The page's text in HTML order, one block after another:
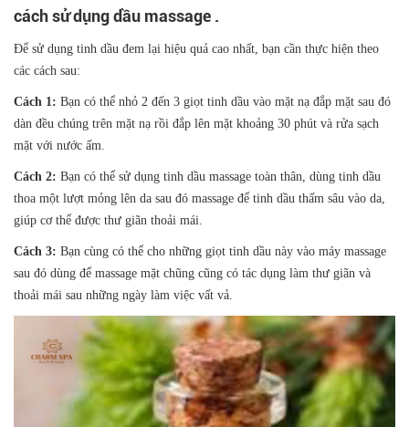
cách sử dụng dầu massage .
Để sử dụng tinh dầu đem lại hiệu quả cao nhất, bạn cần thực hiện theo
các cách sau:
Cách 1: Bạn có thể nhỏ 2 đến 3 giọt tinh dầu vào mặt nạ đắp mặt sau đó
dàn đều chúng trên mặt nạ rồi đắp lên mặt khoảng 30 phút và rửa sạch
mặt với nước ấm.
Cách 2: Bạn có thể sử dụng tinh dầu massage toàn thân, dùng tinh dầu
thoa một lượt mỏng lên da sau đó massage để tinh dầu thấm sâu vào da,
giúp cơ thể được thư giãn thoải mái.
Cách 3: Bạn cùng có thể cho những giọt tinh dầu này vào máy massage
sau đó dùng để massage mặt chũng cũng có tác dụng làm thư giãn và
thoải mái sau những ngày làm việc vất vả.